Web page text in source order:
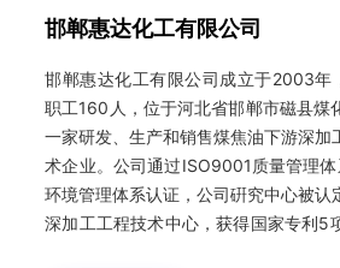
邯郸惠达化工有限公司
邯郸惠达化工有限公司成立于2003年
职工160人，位于河北省邯郸市磁县煤
一家研发、生产和销售煤焦油下游深加
术企业。公司通过ISO9001质量管理
环境管理体系认证，公司硏究中心被认
深加工工程技术中心，获得国家专利5